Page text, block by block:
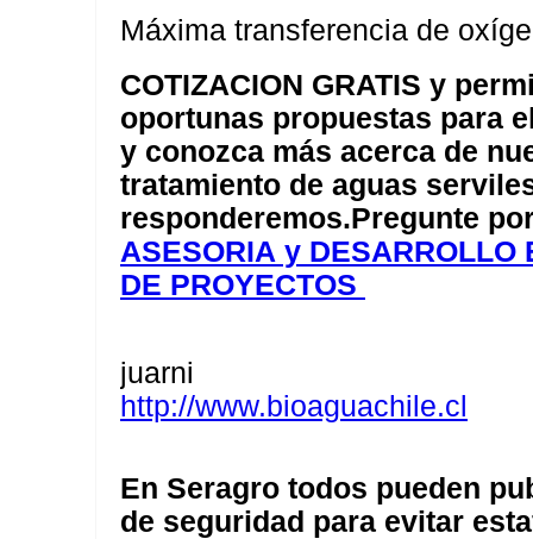
Máxima transferencia de
COTIZACION GRATIS y
oportunas propuestas para
y conozca más acerca de
tratamiento de aguas
responderemos.Pregunte
ASESORIA y DESARROLLO
DE PROYECTOS
juarni
http://www.bioaguachile.cl
En Seragro todos pueden
de seguridad para evitar